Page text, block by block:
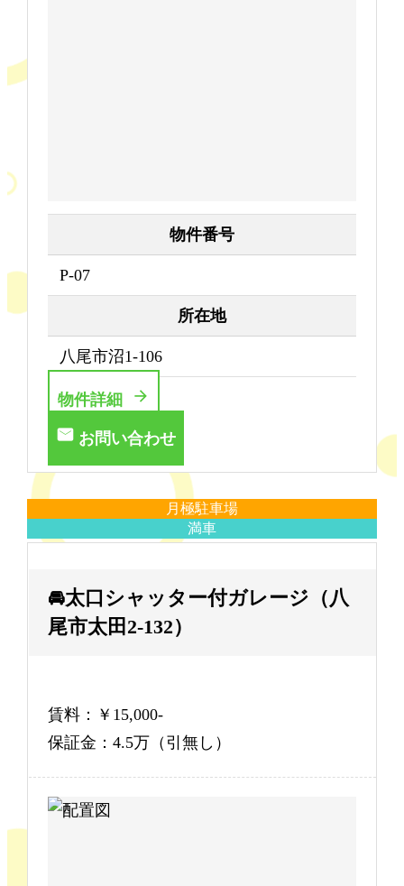
物件番号
P-07
所在地
八尾市沼1-106
物件詳細
お問い合わせ
月極駐車場
満車
🚘太口シャッター付ガレージ（八
尾市太田2-132）
賃料：￥15,000-
保証金：4.5万（引無し）